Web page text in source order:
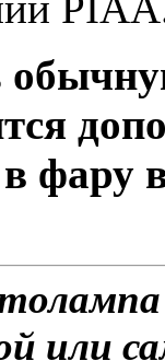
в
или